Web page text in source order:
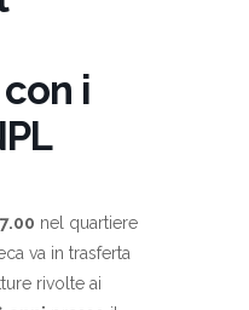
i
nel quartiere
va in trasferta
rivolte ai